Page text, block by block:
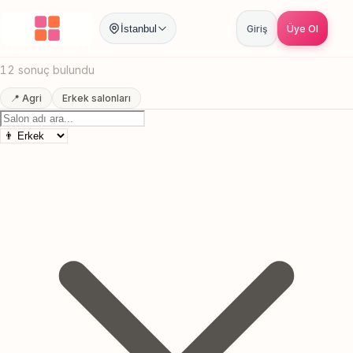
İstanbul Giriş Üye Ol
Anasayfa / Sakal Trasi
Agri Sakal Trasi
12 sonuç bulundu
📍 Agri Erkek salonları
Canlı sonuçlar Online randevu